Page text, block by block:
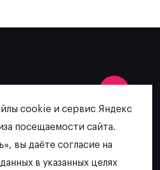
cookie и сервис Яндекс
посещаемости сайта.
вы даёте согласие на
в указанных целях